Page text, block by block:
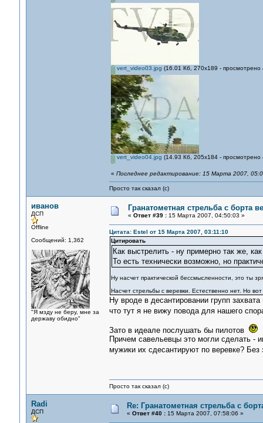
vert_video03.jpg (16.01 Кб, 270x189 - просмотрено
vert_video04.jpg (14.93 Кб, 205x184 - просмотрено
« Последнее редактирование: 15 Марта 2007,
Просто так сказал (с)
иванов
ДСП
Offline
Сообщений: 1,362
"Я мзду не беру, мне за
державу обидно"
Гранатометная стрельба с борта
« Ответ #39 :15 Марта 2007, 04:50:03 »
Цитата: Estel от 15 Марта 2007, 03:11:10
Цитировать
Как выстрелить - ну примерно так же,
То есть технически возможно, но
Ну насчет практической бессмысленности, это ты
Насчет стрельбы с веревки. Естественно нет. Но
Ну вроде в десантировании групп
что тут я не вижу повода для нашего
Зато в идеале послушать бы пилотов
Причем савельевцы это могли сделать -
мужики их сдесантируют по веревке?
Просто так сказал (с)
Radi
ДСП
Re: Гранатометная стрельба с
« Ответ #40 :15 Марта 2007, 07:58:06 »